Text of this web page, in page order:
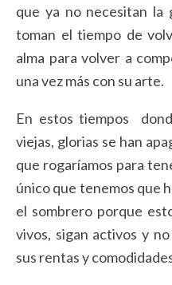
que ya no necesitan la
toman el tiempo de
alma para volver a
una vez más con su arte.
En estos tiempos
viejas, glorias se han
que rogaríamos para
único que tenemos que
el sombrero porque
vivos, sigan activos y
sus rentas y